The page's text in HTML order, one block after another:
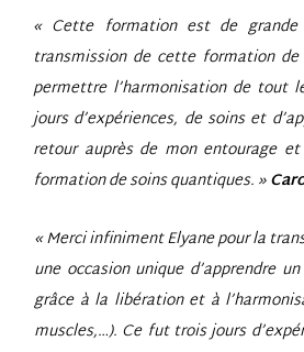
« Cette formation est de
transmission de cette formation de
permettre l’harmonisation de tout
jours d’expériences, de soins et
retour auprès de mon entourage
formation de soins quantiques. »
« Merci infiniment Elyane pour la
une occasion unique d’apprendre
grâce à la libération et à
muscles,…). Ce fut trois jours